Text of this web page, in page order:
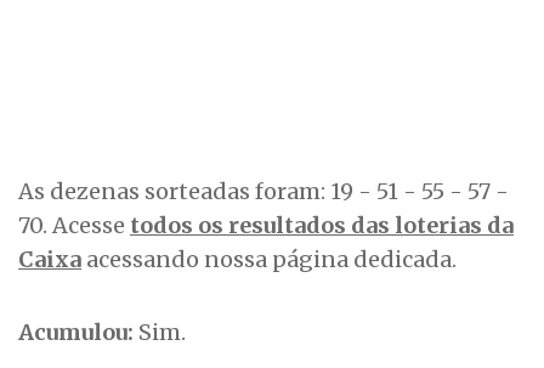
As dezenas sorteadas foram: 19 - 51 - 55 - 57 -
70. Acesse todos os resultados das loterias da
Caixa acessando nossa página dedicada.
Acumulou: Sim.